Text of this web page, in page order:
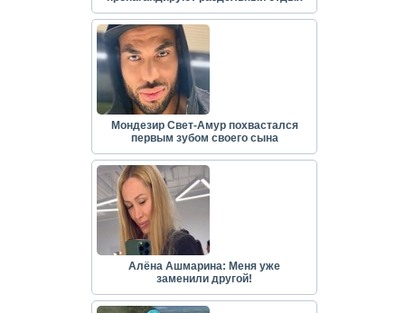
Мондезир Свет-Амур похвастался
первым зубом своего сына
Алёна Ашмарина: Меня уже
заменили другой!